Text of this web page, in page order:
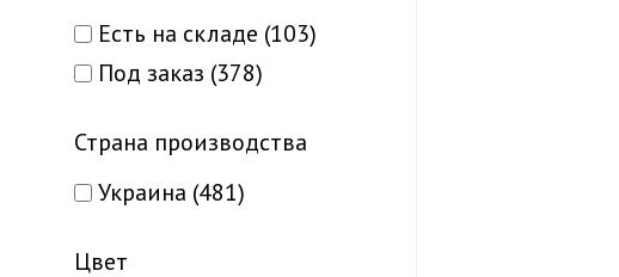
Wood Plato (1)
Woodmix (4)
Есть на складе (103)
Под заказ (378)
Страна производства
Украина (481)
Цвет